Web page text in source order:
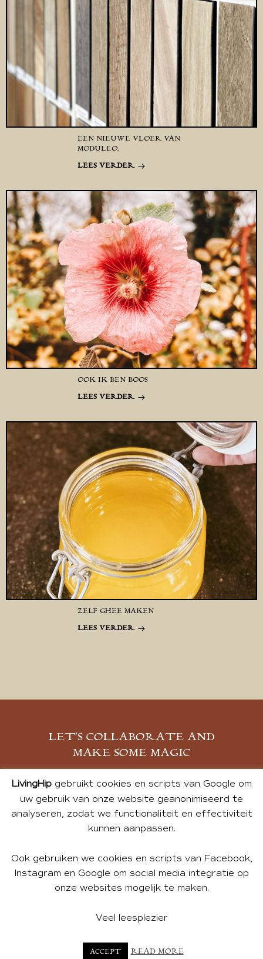
EEN NIEUWE VLOER VAN
MODULEO.
LEES VERDER
OOK IK BEN BOOS
LEES VERDER
ZELF GHEE MAKEN
LEES VERDER
LET’S COLLABORATE AND
MAKE SOME MAGIC
MELD JE AAN
BUREAU 74
LivingHipgebruikt cookies en scripts van Google om
uw gebruik van onze website geanonimiseerd te
analyseren, zodat we functionaliteit en effectiviteit
kunnen aanpassen.
Ook gebruiken we cookies en scripts van Facebook,
Instagram en Google om social media integratie op
onze websites mogelijk te maken.
Veel leesplezier
ACCEPT READ MORE